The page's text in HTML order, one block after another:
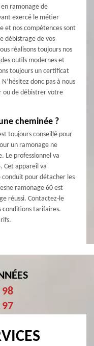
ramonage de
exercé le métier
et nos compétences sont
débistrage de vos
réalisons toujours nos
outils modernes et
toujours un certificat
donc pas à nous
ou de débistrer votre
cheminée ?
toujours conseillé pour
un ramonage ne
Le professionnel va
Cet appareil va
pour détacher les
ramonage 60 est
réussi. Contactez-le
conditions tarifaires.
98
97